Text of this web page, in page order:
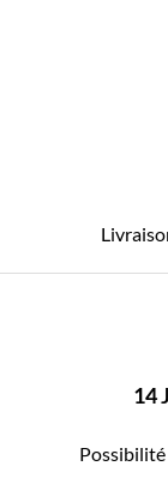
14
Possibilité